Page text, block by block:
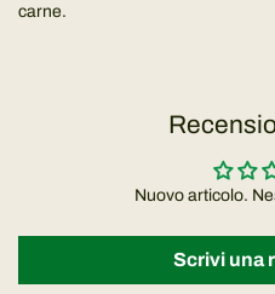
carne.
Nuovo articolo.
Scrivi una